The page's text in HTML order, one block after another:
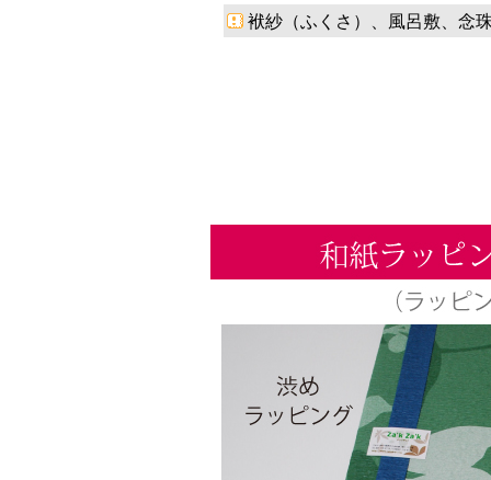
袱紗（ふくさ）、風呂敷、念